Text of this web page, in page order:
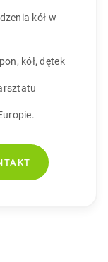
kół w
kół, dętek